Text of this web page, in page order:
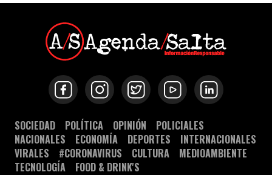
SOCIEDAD POLÍTICA OPINIÓN
POLICIALES
NACIONALES
ECONOMÍA DEPORTES
INTERNACIONALES
VIRALES
#CORONAVIRUS CULTURA
MEDIOAMBIENTE
TECNOLOGÍA
FOOD & DRINK'S